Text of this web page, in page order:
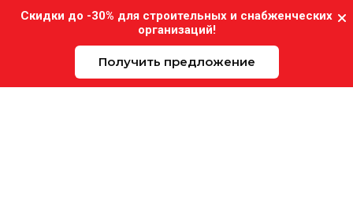
Скидки до -30% для строительных и снабженческих
организаций!
Получить предложение